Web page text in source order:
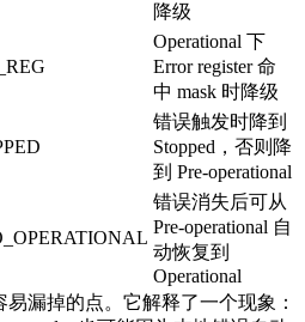
降级
Operational 下
Error register 命
中 mask 时降级
错误触发时降到
Stopped，否则降
到 Pre-operational
错误消失后可从
Pre-operational 自
动恢复到
Operational
漏掉的点。它解释了一个现象：